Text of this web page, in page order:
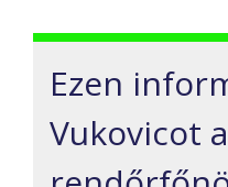
Ezen
Vukovicot